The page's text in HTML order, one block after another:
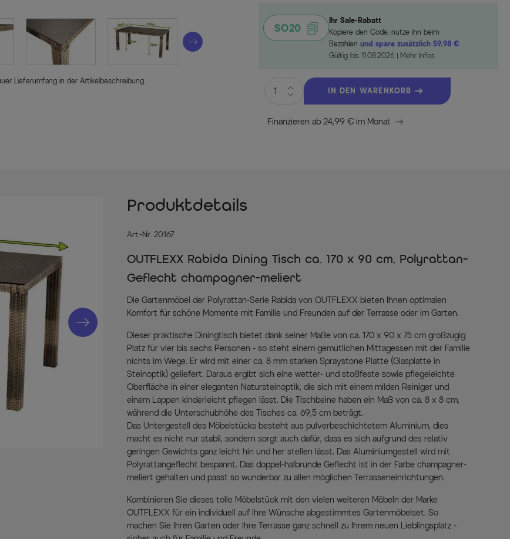
Lieferumfang in der Artikelbeschreibung.
SO20
Ihr Sale-Rabatt
Kopiere den Code, nutze ihn beim
Bezahlenund spare zusätzlich 59,98 €
Gültig bis 11.08.2026
Mehr Infos
IN DEN WARENKORB
Finanzieren ab 24,99 € im Monat
Produktdetails
Art.-Nr. 20167
OUTFLEXX Rabida Dining Tisch ca. 170 x 90 cm, Polyrattan-
Geflecht champagner-meliert
Die Gartenmöbel der Polyrattan-Serie Rabida von OUTFLEXX bieten Ihnen optimalen
Komfort für schöne Momente mit Familie und Freunden auf der Terrasse oder im Garten.
Dieser praktische Diningtisch bietet dank seiner Maße von ca. 170 x 90 x 75 cm großzügig
Platz für vier bis sechs Personen - so steht einem gemütlichen Mittagessen mit der Familie
nichts im Wege. Er wird mit einer ca. 8 mm starken Spraystone Platte (Glasplatte in
Steinoptik) geliefert. Daraus ergibt sich eine wetter- und stoßfeste sowie pflegeleichte
Oberfläche in einer eleganten Natursteinoptik, die sich mit einem milden Reiniger und
einem Lappen kinderleicht pflegen lässt. Die Tischbeine haben ein Maß von ca. 8 x 8 cm,
während die Unterschubhöhe des Tisches ca. 69,5 cm beträgt.
Das Untergestell des Möbelstücks besteht aus pulverbeschichtetem Aluminium, dies
macht es nicht nur stabil, sondern sorgt auch dafür, dass es sich aufgrund des relativ
geringen Gewichts ganz leicht hin und her stellen lässt. Das Aluminiumgestell wird mit
Polyrattangeflecht bespannt. Das doppel-halbrunde Geflecht ist in der Farbe champagner-
meliert gehalten und passt so wunderbar zu allen möglichen Terrasseneinrichtungen.
Kombinieren Sie dieses tolle Möbelstück mit den vielen weiteren Möbeln der Marke
OUTFLEXX für ein individuell auf Ihre Wünsche abgestimmtes Gartenmöbelset. So
machen Sie Ihren Garten oder Ihre Terrasse ganz schnell zu Ihrem neuen Lieblingsplatz -